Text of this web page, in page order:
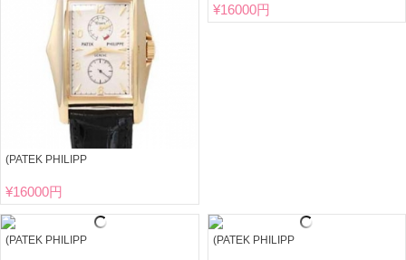
(PATEK PHILIPP
¥16000円
¥16000円
(PATEK PHILIPP (PATEK PHILIPP